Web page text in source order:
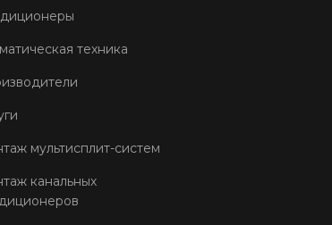
техника
мультисплит-систем
канальных